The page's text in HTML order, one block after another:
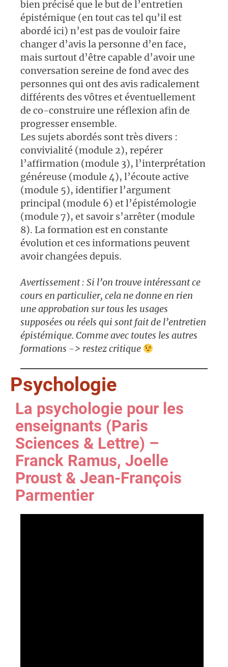
bien précisé que le but de l’entretien
épistémique (en tout cas tel qu’il est
abordé ici) n’est pas de vouloir faire
changer d’avis la personne d’en face,
mais surtout d’être capable d’avoir une
conversation sereine de fond avec des
personnes qui ont des avis radicalement
différents des vôtres et éventuellement
de co-construire une réflexion afin de
progresser ensemble.
Les sujets abordés sont très divers :
convivialité (module 2), repérer
l’affirmation (module 3), l’interprétation
généreuse (module 4), l’écoute active
(module 5), identifier l’argument
principal (module 6) et l’épistémologie
(module 7), et savoir s’arrêter (module
8). La formation est en constante
évolution et ces informations peuvent
avoir changées depuis.
Avertissement : Si l’on trouve intéressant ce
cours en particulier, cela ne donne en rien
une approbation sur tous les usages
supposées ou réels qui sont fait de l’entretien
épistémique. Comme avec toutes les autres
formations -> restez critique
Psychologie
La psychologie pour les
enseignants (Paris
Sciences & Lettre) –
Franck Ramus, Joelle
Proust & Jean-François
Parmentier